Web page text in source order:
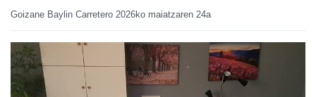
Goizane Baylin Carretero 2026ko maiatzaren 24a